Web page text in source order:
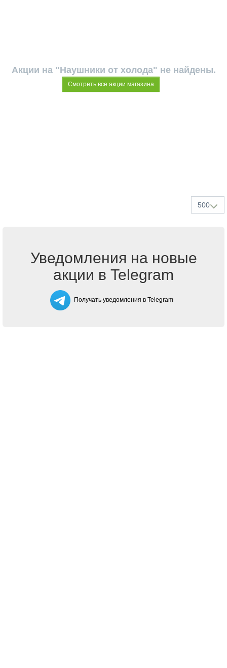
Акции на "Наушники от холода" не найдены.
Смотреть все акции магазина
500
Уведомления на новые
акции в Telegram
Получать уведомления в Telegram